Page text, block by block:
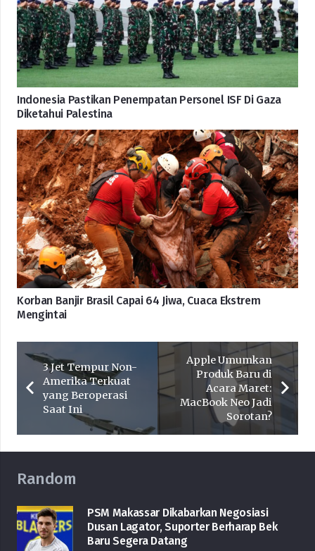
Indonesia Pastikan Penempatan Personel ISF Di Gaza
Diketahui Palestina
Korban Banjir Brasil Capai 64 Jiwa, Cuaca Ekstrem
Mengintai
3 Jet Tempur Non-
Amerika Terkuat
yang Beroperasi
Saat Ini
Apple Umumkan
Produk Baru di
Acara Maret:
MacBook Neo Jadi
Sorotan?
Random
PSM Makassar Dikabarkan Negosiasi
Dusan Lagator, Suporter Berharap Bek
Baru Segera Datang